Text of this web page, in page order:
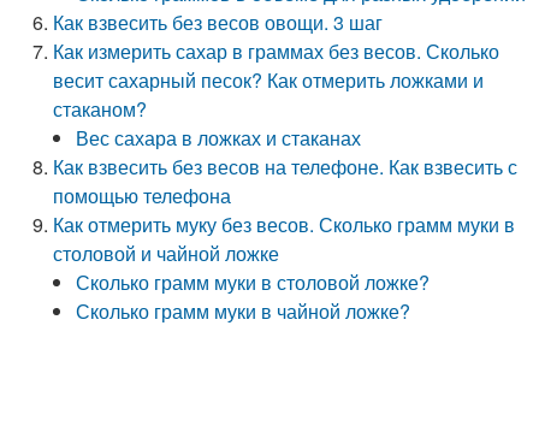
Как взвесить без весов овощи. 3 шаг
Как измерить сахар в граммах без весов. Сколько
весит сахарный песок? Как отмерить ложками и
стаканом?
Вес сахара в ложках и стаканах
Как взвесить без весов на телефоне. Как взвесить с
помощью телефона
Как отмерить муку без весов. Сколько грамм муки в
столовой и чайной ложке
Сколько грамм муки в столовой ложке?
Сколько грамм муки в чайной ложке?